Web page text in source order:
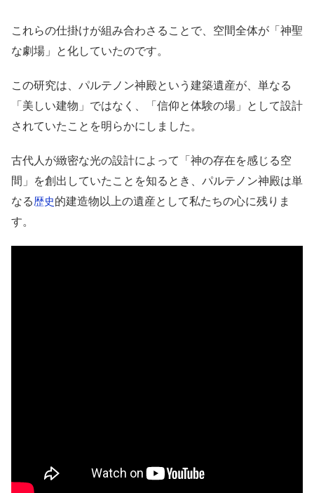
これらの仕掛けが組み合わさることで、空間全体が「神聖
な劇場」と化していたのです。
この研究は、パルテノン神殿という建築遺産が、単なる
「美しい建物」ではなく、「信仰と体験の場」として設計
されていたことを明らかにしました。
古代人が緻密な光の設計によって「神の存在を感じる空
間」を創出していたことを知るとき、パルテノン神殿は単
なる歴史的建造物以上の遺産として私たちの心に残りま
す。